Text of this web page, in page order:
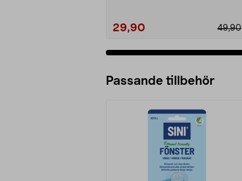
29,90 49,90
Passande tillbehör